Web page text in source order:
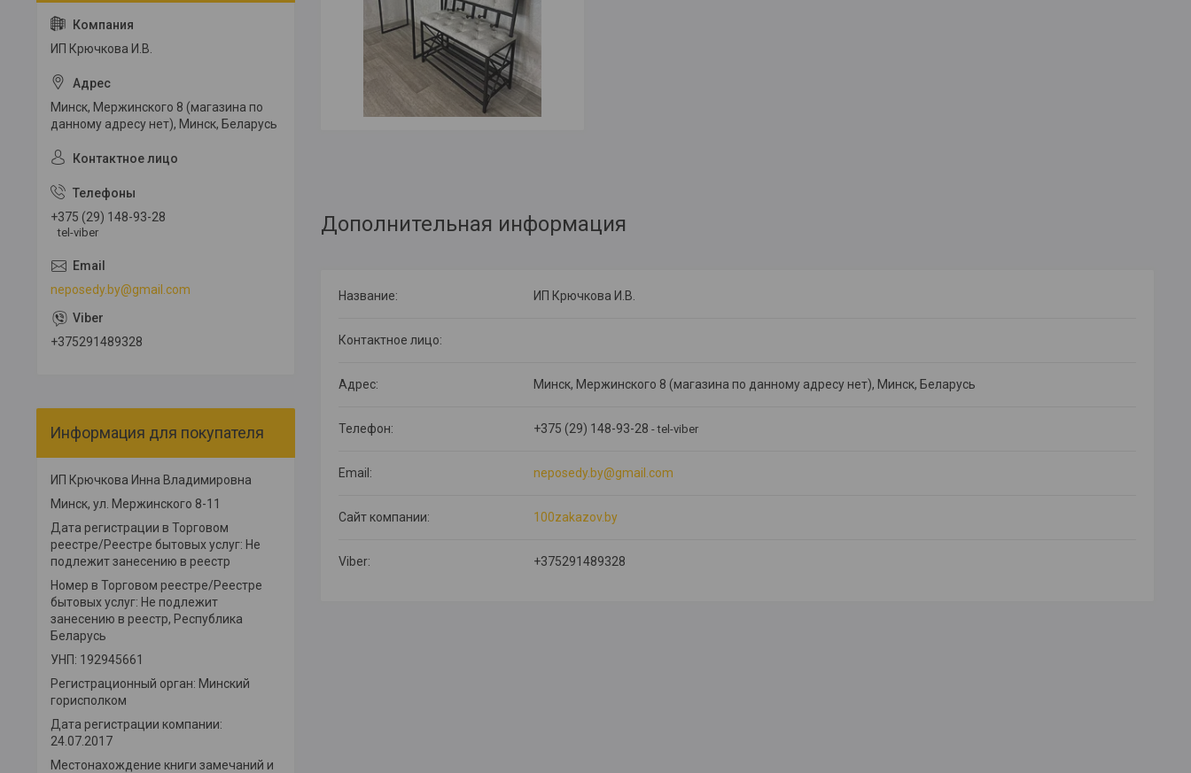
ИП Крючкова И.В.
Минск, Мержинского 8 (магазина по данному адресу нет), Минск, Беларусь
+375 (29) 148-93-28 tel-viber
neposedy.by@gmail.com
100zakazov.by
+375291489328
ИП Крючкова И.В.
Минск, Мержинского 8 (магазина по
данному адресу нет), Минск, Беларусь
+375 (29) 148-93-28
tel-viber
neposedy.by@gmail.com
+375291489328
Информация для покупателя
ИП Крючкова Инна Владимировна
Минск, ул. Мержинского 8-11
Дата регистрации в Торговом
реестре/Реестре бытовых услуг: Не
подлежит занесению в реестр
Номер в Торговом реестре/Реестре
бытовых услуг: Не подлежит
занесению в реестр, Республика
Беларусь
УНП: 192945661
Регистрационный орган: Минский
горисполком
Дата регистрации компании:
24.07.2017
Местонахождение книги замечаний и